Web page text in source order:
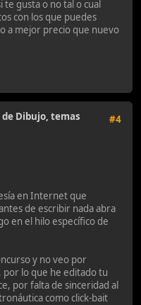
te gusta o no tal o cual
con los que puedes
a mejor precio que nuevo
#4
de Dibujo, temas
en Internet que
de escribir nada abra
en el hilo específico de
y no veo por
lo que he editado tu
por falta de sinceridad al
como click-bait